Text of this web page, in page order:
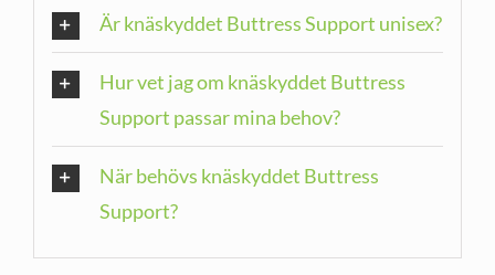
Är knäskyddet Buttress Support unisex?
Hur vet jag om knäskyddet Buttress
Support passar mina behov?
När behövs knäskyddet Buttress
Support?